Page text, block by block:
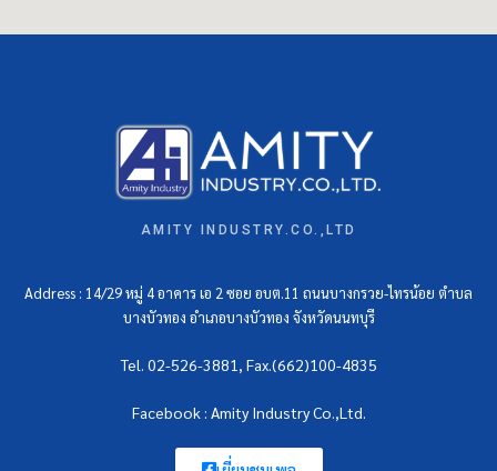
AMITY INDUSTRY.CO.,LTD
Address : 14/29 หมู่ 4 อาคาร เอ 2 ซอย อบต.11 ถนนบางกรวย-ไทรน้อย ตำบล
บางบัวทอง อำเภอบางบัวทอง จังหวัดนนทบุรี
Tel. 02-526-3881, Fax.(662)100-4835
Facebook : Amity Industry Co.,Ltd.